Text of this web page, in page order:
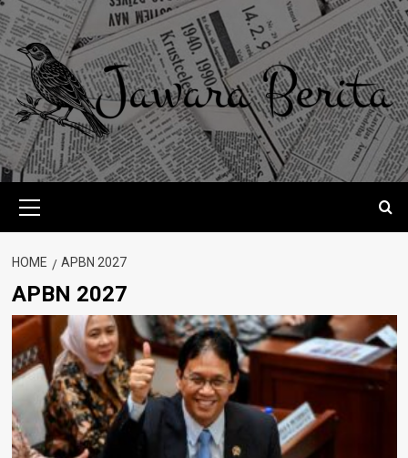
Skip
to
content
Menu
HOME APBN 2027
APBN 2027